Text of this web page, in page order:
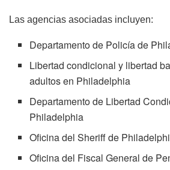
Las agencias asociadas incluyen:
Departamento de Policía de
Libertad condicional y libertad
adultos en Philadelphia
Departamento de Libertad
Philadelphia
Oficina del Sheriff de
Oficina del Fiscal General de